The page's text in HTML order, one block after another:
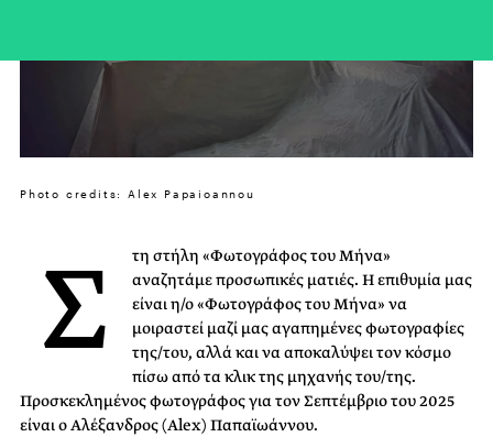
Photo credits: Alex Papaioannou
Σ
τη στήλη «Φωτογράφος του Μήνα»
αναζητάμε προσωπικές ματιές. Η επιθυμία μας
είναι η/ο «Φωτογράφος του Μήνα» να
μοιραστεί μαζί μας αγαπημένες φωτογραφίες
της/του, αλλά και να αποκαλύψει τον κόσμο
πίσω από τα κλικ της μηχανής του/της.
Προσκεκλημένος φωτογράφος για τον Σεπτέμβριο του 2025
είναι ο Αλέξανδρος (Alex) Παπαϊωάννου.